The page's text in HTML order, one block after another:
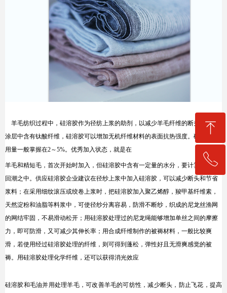
羊毛纺织过程中，硅溶胶作为径纺上浆的助剂，以减少羊毛纤维的断头率。在
涂层中含有钛酸纤维，硅溶胶可以增加无机纤维材料的表面抗热强度。硅溶胶的
用量一般掌握在2～5%。优秀加入状态，就是在
羊毛和精短毛，首次开始时加入，但硅溶胶中含有一定量的水分，要计算到上机
回潮之中。供应硅溶胶企业建议在径纱上浆中加入硅溶胶，可以减少断头和节省
浆料；在采用细纹滚压或绞卷上浆时，把硅溶胶加入聚乙烯醇，羧甲基纤维素，
天然淀粉和油脂等料浆中，可使径纱分离容易，防滑不断纱，织成的尼龙丝渔网
的网结牢固，不易滑动松开；用硅溶胶处理过的尼龙绳能够增加单丝之间的摩擦
力，即可防滑，又可减少其伸长率；用合成纤维制作的被褥材料，一般比较爽
滑，若使用经过硅溶胶处理的纤维，则可得到蓬松，弹性好且无滑爽感觉的被
褥。用硅溶胶处理化学纤维，还可以获得消光效应
硅溶胶和毛油并用处理羊毛，可改善羊毛的可纺性，减少断头，防止飞花，提高
ꁸ
回到顶部
ꂅ
13144222660